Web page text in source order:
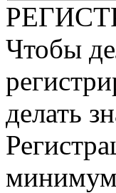
Чтобы
делать